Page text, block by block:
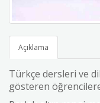
Açıklama
Türkçe dersleri ve
gösteren